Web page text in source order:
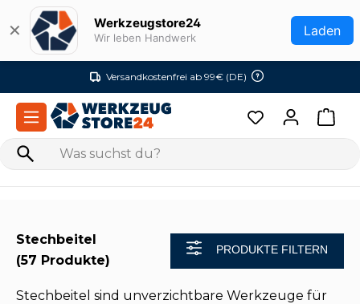
Zum Hauptinhalt springen
✕ Werkzeugstore24
Wir leben Handwerk Laden
Versandkostenfrei ab 99€ (DE)
Stechbeitel
(57 Produkte)
PRODUKTE FILTERN
Stechbeitel sind unverzichtbare Werkzeuge für